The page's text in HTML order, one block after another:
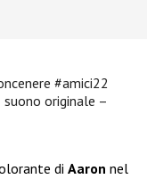
#amici22
originale –
di Aaron nel